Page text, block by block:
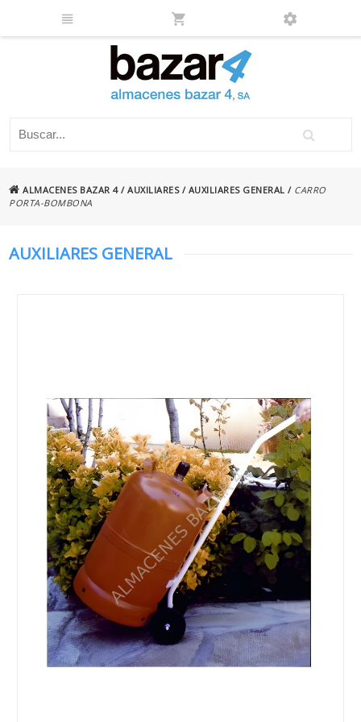
ALMACENES BAZAR 4/AUXILIARES/ AUXILIARES GENERAL / CARRO
PORTA-BOMBONA
AUXILIARES GENERAL